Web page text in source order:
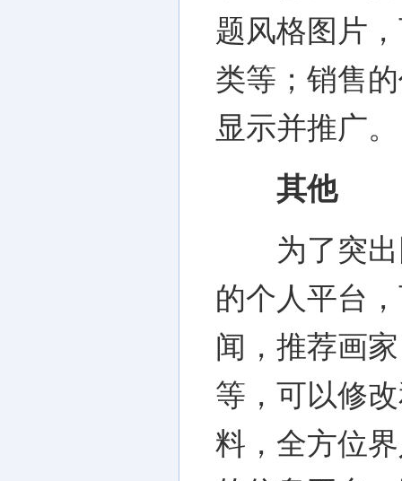
题风格图片
类等；销售
显示并推广。
其他
为了突出
的个人平台
闻，推荐画
等，可以修
料，全方位